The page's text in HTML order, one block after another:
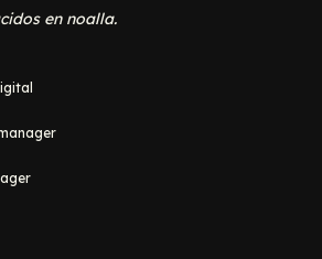
en noalla.